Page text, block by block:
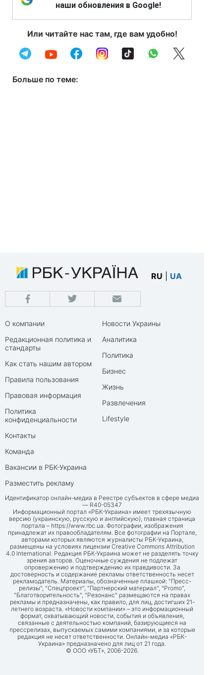
наши обновления в Google!
Или читайте нас там, где вам удобно!
Больше по теме:
RU UA
О компании
Редакционная политика и
стандарты
Как стать нашим автором
Правила пользования
Правовая информация
Политика
конфиденциальности
Контакты
Команда
Вакансии в РБК-Украина
Разместить рекламу
Новости Украины
Аналитика
Политика
Бизнес
Жизнь
Развлечения
Lifestyle
Идентификатор онлайн-медиа в Реестре субъектов в сфере медиа
— R40-05347
Информационный портал «РБК-Украина» имеет трехязычную
версию (украинскую, русскую и английскую), главная страница
портала – https://www.rbc.ua. Фотографии, изображения
принадлежат их правообладателям. Все фотографии на Портале,
авторами которых являются журналисты РБК-Украина,
размещены на условиях лицензии Creative Commons Attribution
4.0 International. Редакция РБК-Украина может не разделять точку
зрения авторов. Оценочные суждения не подлежат
опровержению и подтверждению их правдивости. За
достоверность и содержание рекламы ответственность несет
рекламодатель. Материалы, обозначенные плашкой: "Пресс-
релизы", "Спецпроект", "Партнерский материал", "Promo",
"Благотворительность", "Резонанс" размещаются на правах
рекламы и предназначены, как правило, для лиц, достигших 21-
летнего возраста. «Новости компании» – это информационный
формат, охватывающий новости, события и объявления,
связанные с деятельностью компаний, базирующиеся на
прессрелизах, выпускаемых самими компаниями, и за которые
редакция не несет ответственности. Онлайн-медиа «РБК-
Украина» предназначено для лиц от 21 года.
© ООО «УБТ», 2006-2026.